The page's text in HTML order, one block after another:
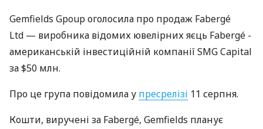
Gemfields Gpoup оголосила про продаж Fabergé
Ltd — виробника відомих ювелірних яєць Fabergé -
американській інвестиційній компанії SMG Capital
за $50 млн.
Про це група повідомила у пресрелізі 11 серпня.
Кошти, виручені за Fabergé, Gemfields планує